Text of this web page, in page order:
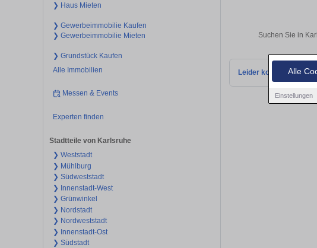
Alle
Einstellungen
❯ Haus Mieten
❯ Gewerbeimmobilie Kaufen
❯ Gewerbeimmobilie Mieten
❯ Grundstück Kaufen
Alle Immobilien
Messen & Events
Experten finden
Stadtteile von Karlsruhe
❯ Weststadt
❯ Mühlburg
❯ Südweststadt
❯ Innenstadt-West
❯ Grünwinkel
❯ Nordstadt
❯ Nordweststadt
❯ Innenstadt-Ost
❯ Südstadt
Suchen Sie in
Leider konnten wir